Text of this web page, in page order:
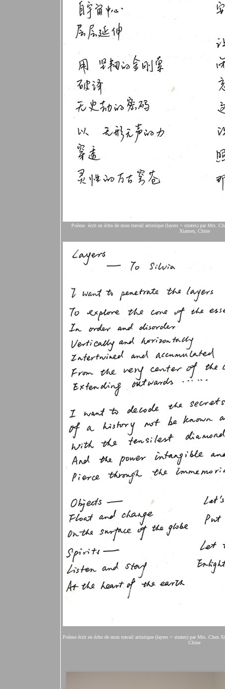
Poème écrit en écho de mon travail artistique (layers = strates) par Mrs.
Xiamen, Chine
Poème écrit en écho de mon travail artistique (layers = strates) par Mrs. Chen
Chine